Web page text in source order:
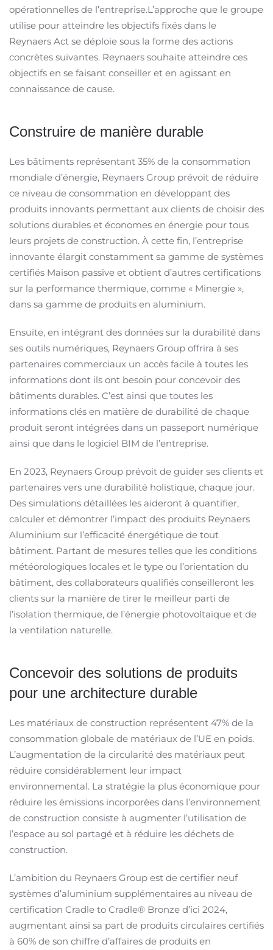
opérationnelles de l’entreprise.L’approche que le groupe
utilise pour atteindre les objectifs fixés dans le
Reynaers Act se déploie sous la forme des actions
concrètes suivantes. Reynaers souhaite atteindre ces
objectifs en se faisant conseiller et en agissant en
connaissance de cause.
Construire de manière durable
Les bâtiments représentant 35% de la consommation
mondiale d’énergie, Reynaers Group prévoit de réduire
ce niveau de consommation en développant des
produits innovants permettant aux clients de choisir des
solutions durables et économes en énergie pour tous
leurs projets de construction. À cette fin, l’entreprise
innovante élargit constamment sa gamme de systèmes
certifiés Maison passive et obtient d’autres certifications
sur la performance thermique, comme « Minergie »,
dans sa gamme de produits en aluminium.
Ensuite, en intégrant des données sur la durabilité dans
ses outils numériques, Reynaers Group offrira à ses
partenaires commerciaux un accès facile à toutes les
informations dont ils ont besoin pour concevoir des
bâtiments durables. C’est ainsi que toutes les
informations clés en matière de durabilité de chaque
produit seront intégrées dans un passeport numérique
ainsi que dans le logiciel BIM de l’entreprise.
En 2023, Reynaers Group prévoit de guider ses clients et
partenaires vers une durabilité holistique, chaque jour.
Des simulations détaillées les aideront à quantifier,
calculer et démontrer l’impact des produits Reynaers
Aluminium sur l’efficacité énergétique de tout
bâtiment. Partant de mesures telles que les conditions
météorologiques locales et le type ou l’orientation du
bâtiment, des collaborateurs qualifiés conseilleront les
clients sur la manière de tirer le meilleur parti de
l’isolation thermique, de l’énergie photovoltaïque et de
la ventilation naturelle.
Concevoir des solutions de produits
pour une architecture durable
Les matériaux de construction représentent 47% de la
consommation globale de matériaux de l’UE en poids.
L’augmentation de la circularité des matériaux peut
réduire considérablement leur impact
environnemental. La stratégie la plus économique pour
réduire les émissions incorporées dans l’environnement
de construction consiste à augmenter l’utilisation de
l’espace au sol partagé et à réduire les déchets de
construction.
L’ambition du Reynaers Group est de certifier neuf
systèmes d’aluminium supplémentaires au niveau de
certification Cradle to Cradle® Bronze d’ici 2024,
augmentant ainsi sa part de produits circulaires certifiés
à 60% de son chiffre d’affaires de produits en